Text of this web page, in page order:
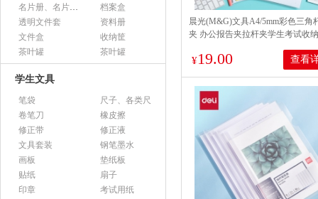
名片册、名片盒、名片座
档案盒
透明文件套
资料册
文件盒
收纳筐
茶叶罐
茶叶罐
学生文具
笔袋
尺子、各类尺
卷笔刀
橡皮擦
修正带
修正液
文具套装
钢笔墨水
画板
垫纸板
贴纸
扇子
印章
考试用纸
晨光(M&G)文具A4/5mm彩色三角
夹 办公报告夹拉杆夹学生考试收
¥19.00 查看